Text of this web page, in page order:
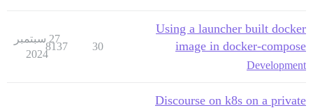
Using a launcher built docker
image in docker-compose
Development
30
8137
27 سبتمبر
2024
Discourse on k8s on a private